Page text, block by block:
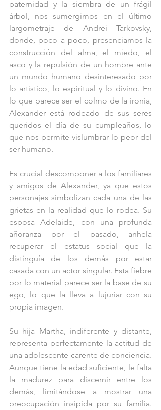
paternidad y la siembra de un frágil
árbol, nos sumergimos en el último
largometraje de Andrei Tarkovsky,
donde, poco a poco, presenciamos la
construcción del alma, el miedo, el
asco y la repulsión de un hombre ante
un mundo humano desinteresado por
lo artístico, lo espiritual y lo divino. En
lo que parece ser el colmo de la ironía,
Alexander está rodeado de sus seres
queridos el día de su cumpleaños, lo
que nos permite vislumbrar lo peor del
ser humano.
Es crucial descomponer a los familiares
y amigos de Alexander, ya que estos
personajes simbolizan cada una de las
grietas en la realidad que lo rodea. Su
esposa Adelaide, con una profunda
añoranza por el pasado, anhela
recuperar el estatus social que la
distinguía de los demás por estar
casada con un actor singular. Esta fiebre
por lo material parece ser la base de su
ego, lo que la lleva a lujuriar con su
propia imagen.
Su hija Martha, indiferente y distante,
representa perfectamente la actitud de
una adolescente carente de conciencia.
Aunque tiene la edad suficiente, le falta
la madurez para discernir entre los
demás, limitándose a mostrar una
preocupación insípida por su familia.